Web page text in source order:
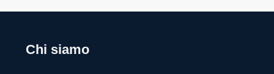
Chi siamo